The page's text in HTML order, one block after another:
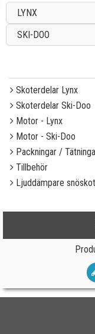
LYNX
SKI-DOO
Skoterdelar Lynx
Skoterdelar Ski-Doo
Motor - Lynx
Motor - Ski-Doo
Packningar /
Tillbehör
Ljuddämpare